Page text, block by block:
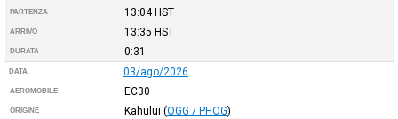
PARTENZA 13:04HST
ARRIVO 13:35 HST
DURATA 0:31
DATA 03/ago/2026
AEROMOBILE EC30
ORIGINE Kahului (OGG / PHOG)